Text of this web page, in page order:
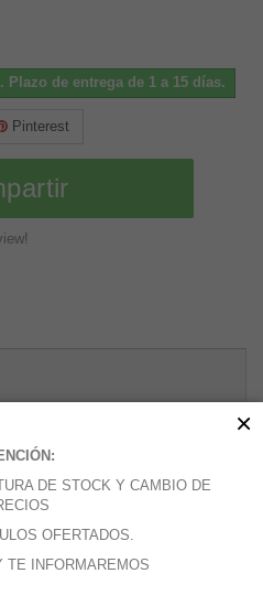
Plazo de entrega de 1 a 15 días.
Pinterest
DE STOCK Y CAMBIO DE
OFERTADOS.
TE INFORMAREMOS
×